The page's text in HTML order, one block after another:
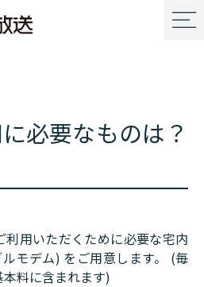
必要なものは？
利用いただくために必要な宅内
モデム) をご用意します。 (毎
料に含まれます)